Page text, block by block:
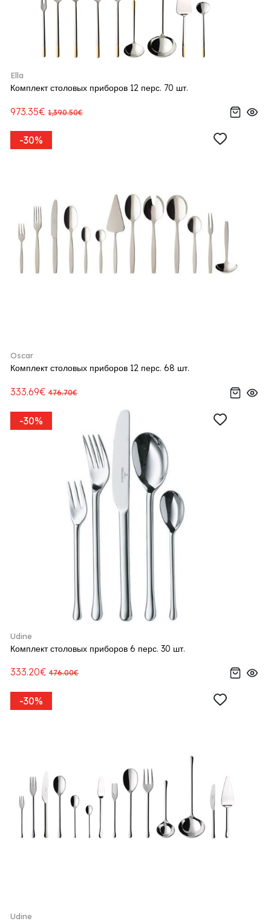
Ella
Комплект столовых приборов 12 перс. 70 шт.
973.35€ 1,390.50€
-30%
Oscar
Комплект столовых приборов 12 перс. 68 шт.
333.69€ 476.70€
-30%
Udine
Комплект столовых приборов 6 перс. 30 шт.
333.20€ 476.00€
-30%
Udine